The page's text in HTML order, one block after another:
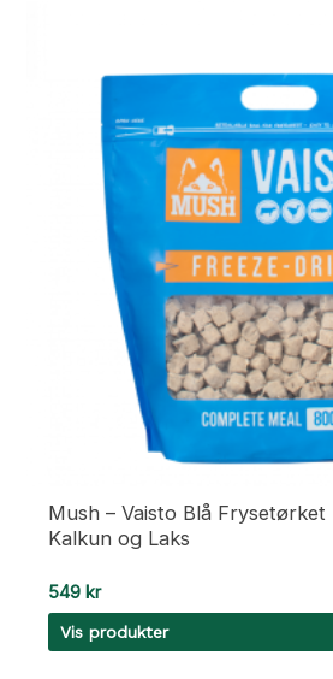
Mush – Vaisto Blå
Kalkun og Laks
549 kr
Vis produkter